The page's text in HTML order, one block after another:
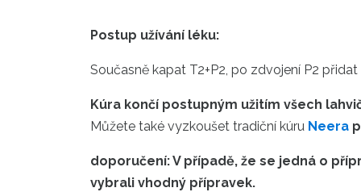
Postup užívání léku:
Současně kapat T2+P2, po zdvojení P2 přidat
Kúra končí postupným užitím všech
Můžete také vyzkoušet tradiční kúru Neera
doporučení: V případě, že se jedná o
vybrali vhodný přípravek.